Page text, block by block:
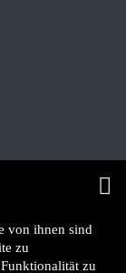
von ihnen sind
zu
zu